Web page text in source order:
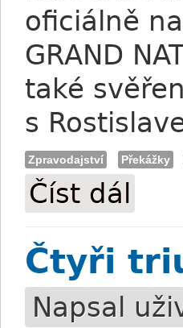
oficiálně
GRAND
také
s
Zpravodajství Překážky
Číst dál
Čtyři
Napsal